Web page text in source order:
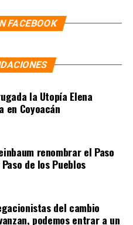
FACEBOOK
la Utopía Elena
en Coyoacán
renombrar el Paso
de los Pueblos
del cambio
podemos entrar a un